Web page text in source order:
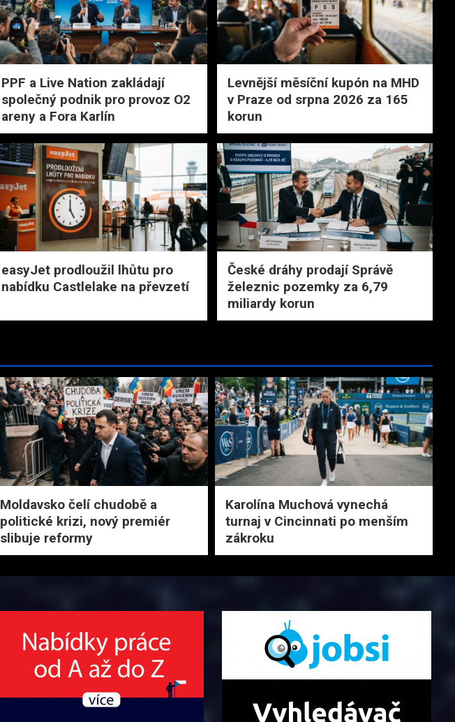
PPF a Live Nation zakládají
společný podnik pro provoz O2
areny a Fora Karlín
Levnější měsíční kupón na MHD
v Praze od srpna 2026 za 165
korun
easyJet prodloužil lhůtu pro
nabídku Castlelake na převzetí
České dráhy prodají Správě
železnic pozemky za 6,79
miliardy korun
Moldavsko čelí chudobě a
politické krizi, nový premiér
slibuje reformy
Karolína Muchová vynechá
turnaj v Cincinnati po menším
zákroku